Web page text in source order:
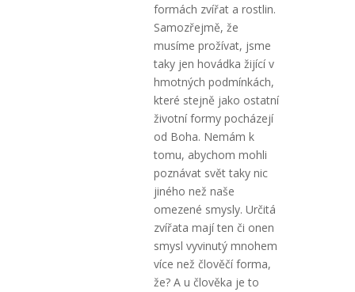
formách zvířat a rostlin.
Samozřejmě, že
musíme prožívat, jsme
taky jen hovádka žijící v
hmotných podmínkách,
které stejně jako ostatní
životní formy pocházejí
od Boha. Nemám k
tomu, abychom mohli
poznávat svět taky nic
jiného než naše
omezené smysly. Určitá
zvířata mají ten či onen
smysl vyvinutý mnohem
více než člověčí forma,
že? A u člověka je to